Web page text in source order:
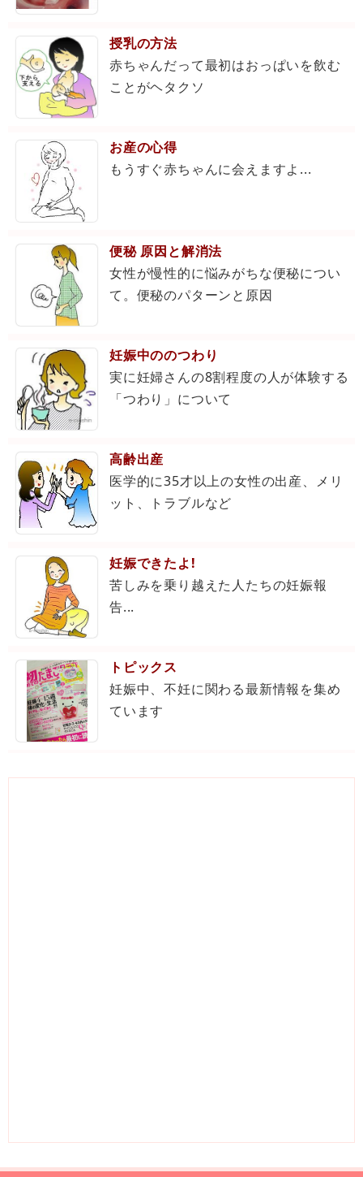
授乳の方法
赤ちゃんだって最初はおっぱいを飲む
ことがヘタクソ
お産の心得
もうすぐ赤ちゃんに会えますよ...
便秘 原因と解消法
女性が慢性的に悩みがちな便秘につい
て。便秘のパターンと原因
妊娠中ののつわり
実に妊婦さんの8割程度の人が体験する
「つわり」について
高齢出産
医学的に35才以上の女性の出産、メリ
ット、トラブルなど
妊娠できたよ!
苦しみを乗り越えた人たちの妊娠報
告...
トピックス
妊娠中、不妊に関わる最新情報を集め
ています